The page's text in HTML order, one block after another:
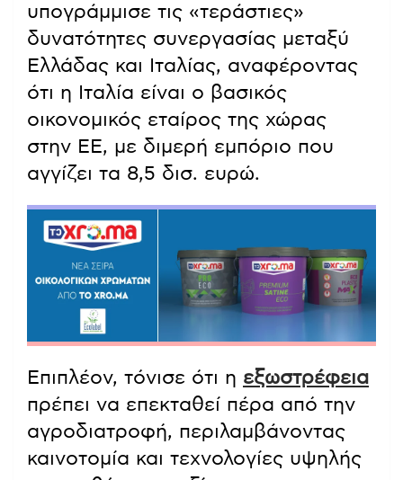
υπογράμμισε τις «τεράστιες»
δυνατότητες συνεργασίας μεταξύ
Ελλάδας και Ιταλίας, αναφέροντας
ότι η Ιταλία είναι ο βασικός
οικονομικός εταίρος της χώρας
στην ΕΕ, με διμερή εμπόριο που
αγγίζει τα 8,5 δισ. ευρώ.
Επιπλέον, τόνισε ότι η εξωστρέφεια
πρέπει να επεκταθεί πέρα από την
αγροδιατροφή, περιλαμβάνοντας
καινοτομία και τεχνολογίες υψηλής